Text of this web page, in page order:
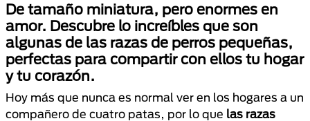
De tamaño miniatura, pero enormes en
amor. Descubre lo increíbles que son
algunas de las razas de perros pequeñas,
perfectas para compartir con ellos tu hogar
y tu corazón.
Hoy más que nunca es normal ver en los hogares a un
compañero de cuatro patas, por lo que las razas